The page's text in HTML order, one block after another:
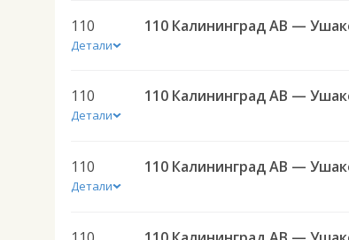
110
Детали
110 Калининград АВ —
110
Детали
110 Калининград АВ —
110
Детали
110 Калининград АВ —